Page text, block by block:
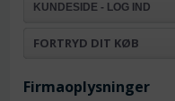
KUNDESIDE - LOG IND
FORTRYD DIT KØB
Firmaoplysninger